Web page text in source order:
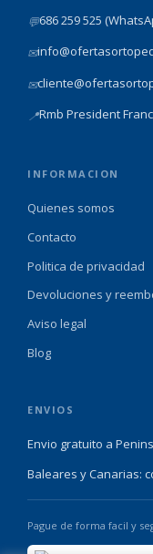
💬686 259 525
✉
✉
📍Rmb President
INFORMACION
Quienes somos
Contacto
Politica de privacidad
Devoluciones y
Aviso legal
Blog
ENVIOS
Envio gratuito a
Baleares y Canarias:
Pague de forma facil y